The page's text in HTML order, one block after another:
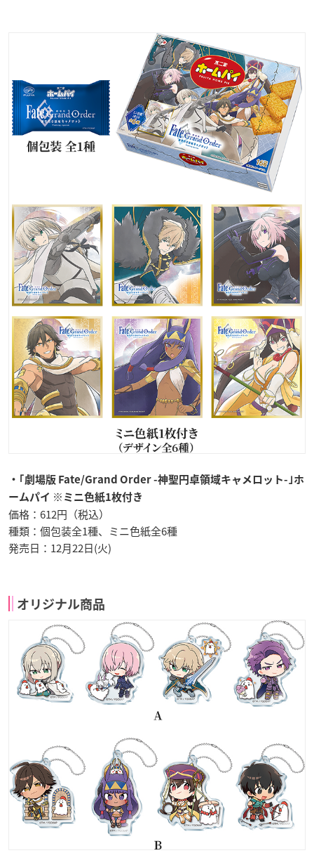
・｢劇場版 Fate/Grand Order -神聖円卓領域キャメロット-｣ ホ
ームパイ ※ミニ色紙1枚付き
価格：612円（税込）
種類：個包装全1種、ミニ色紙全6種
発売日：12月22日(火)
オリジナル商品